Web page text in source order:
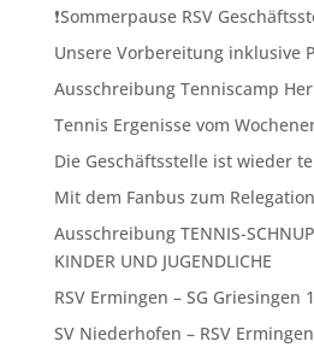
❗️Sommerpause RSV
Unsere Vorbereitung inklusive
Ausschreibung Tenniscamp
Tennis Ergenisse vom
Die Geschäftsstelle ist wieder
Mit dem Fanbus zum
Ausschreibung TENNIS-
KINDER UND JUGENDLICHE
RSV Ermingen – SG Griesingen
SV Niederhofen – RSV